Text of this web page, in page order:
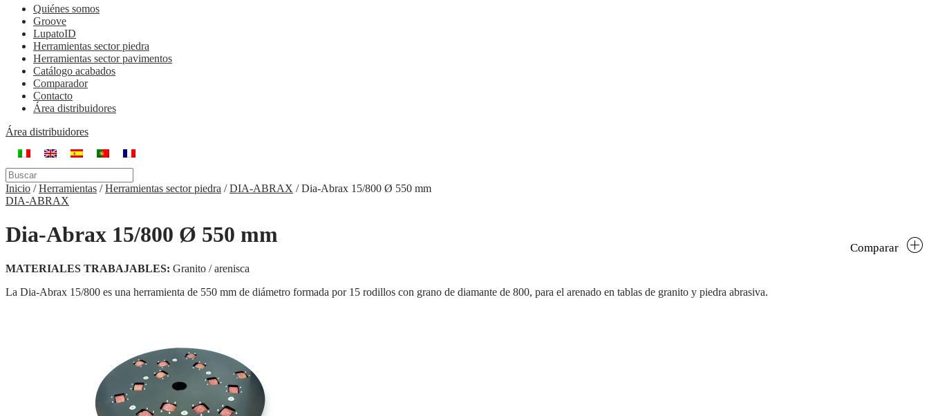
Quiénes somos
Groove
LupatoID
Herramientas sector piedra
Herramientas sector pavimentos
Catálogo acabados
Comparador
Contacto
Área distribuidores
Área distribuidores
Inicio /Herramientas /Herramientas sector piedra /DIA-ABRAX /Dia-Abrax 15/800 Ø 550 mm
DIA-ABRAX
Dia-Abrax 15/800 Ø 550 mm
Comparar
MATERIALES TRABAJABLES: Granito / arenisca
La Dia-Abrax 15/800 es una herramienta de 550 mm de diámetro formada por 15 rodillos con grano de diamante de 800, para el arenado en tablas de granito y piedra abrasiva.